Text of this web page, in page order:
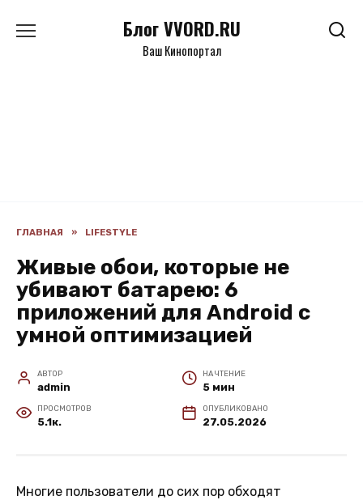
Блог VVORD.RU
Ваш Кинопортал
ГЛАВНАЯ » LIFESTYLE
Живые обои, которые не
убивают батарею: 6
приложений для Android с
умной оптимизацией
АВТОР
admin
НА ЧТЕНИЕ
5 мин
ПРОСМОТРОВ
5.1к.
ОПУБЛИКОВАНО
27.05.2026
Многие пользователи до сих пор обходят